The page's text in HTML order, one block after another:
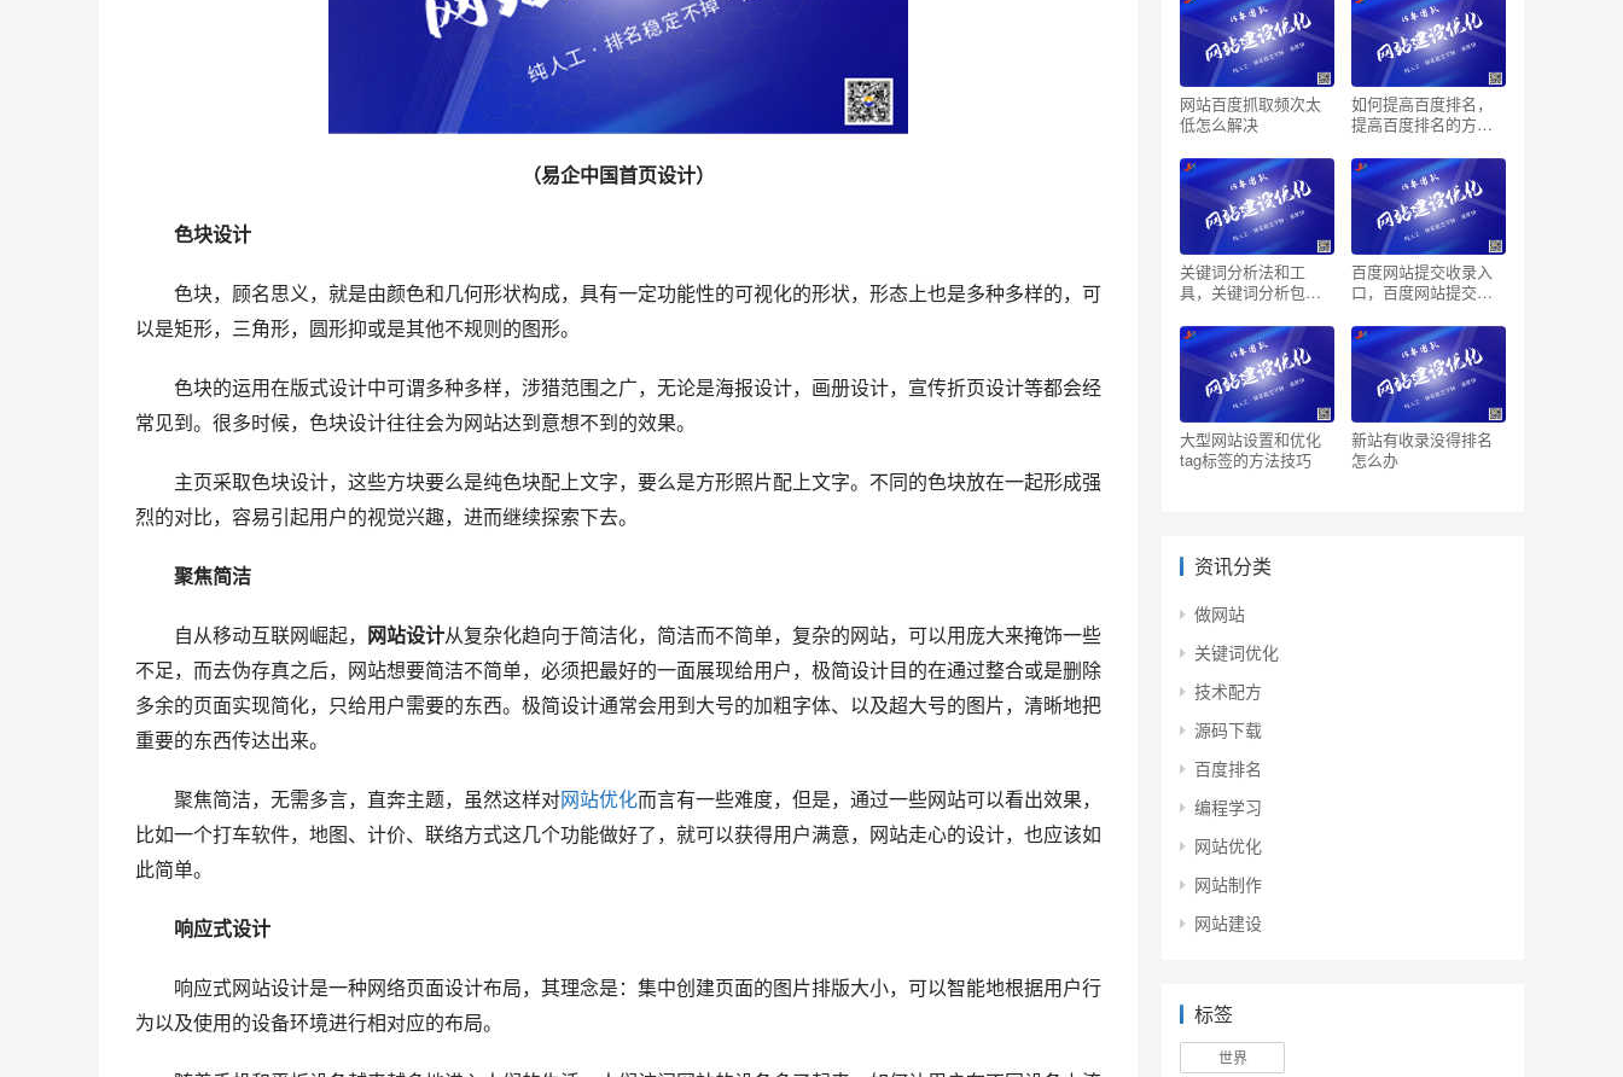
（易企中国首页设计）
色块设计
色块，顾名思义，就是由颜色和几何形状构成，具有一定功能性的可视化的形状，形态上也是多种多样的，可
以是矩形，三角形，圆形抑或是其他不规则的图形。
色块的运用在版式设计中可谓多种多样，涉猎范围之广，无论是海报设计，画册设计，宣传折页设计等都会经
常见到。很多时候，色块设计往往会为网站达到意想不到的效果。
主页采取色块设计，这些方块要么是纯色块配上文字，要么是方形照片配上文字。不同的色块放在一起形成强
烈的对比，容易引起用户的视觉兴趣，进而继续探索下去。
聚焦简洁
自从移动互联网崛起， 网站设计从复杂化趋向于简洁化，简洁而不简单，复杂的网站，可以用庞大来掩饰一些
不足，而去伪存真之后，网站想要简洁不简单，必须把最好的一面展现给用户，极简设计目的在通过整合或是删除
多余的页面实现简化，只给用户需要的东西。极简设计通常会用到大号的加粗字体、以及超大号的图片，清晰地把
重要的东西传达出来。
聚焦简洁，无需多言，直奔主题，虽然这样对网站优化而言有一些难度，但是，通过一些网站可以看出效果，
比如一个打车软件，地图、计价、联络方式这几个功能做好了，就可以获得用户满意，网站走心的设计，也应该如
此简单。
响应式设计
响应式网站设计是一种网络页面设计布局，其理念是：集中创建页面的图片排版大小，可以智能地根据用户行
为以及使用的设备环境进行相对应的布局。
网站百度抓取频次太
低怎么解决
如何提高百度排名，
提高百度排名的方法
关键词分析法和工
具，关键词分析包括
百度网站提交收录入
口，百度网站提交注
大型网站设置和优化
tag标签的方法技巧
新站有收录没得排名
怎么办
资讯分类
做网站
关键词优化
技术配方
源码下载
百度排名
编程学习
网站优化
网站制作
网站建设
标签
世界